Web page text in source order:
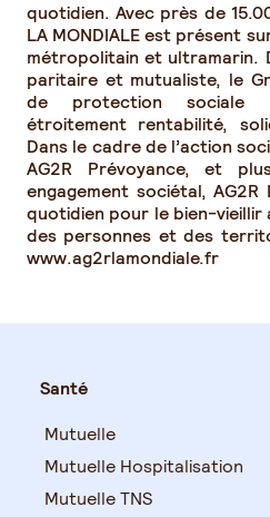
quotidien. Avec près de
LA MONDIALE est présent
métropolitain et ultramarin.
paritaire et mutualiste, le
de protection sociale
étroitement rentabilité,
Dans le cadre de l’action
AG2R Prévoyance, et
engagement sociétal, AG2R
quotidien pour le bien-vieillir
des personnes et des
www.ag2rlamondiale.fr
Santé
Mutuelle
Mutuelle Hospitalisation
Mutuelle TNS